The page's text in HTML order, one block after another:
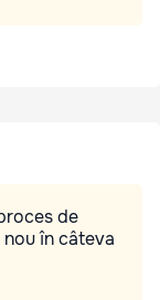
de
în câteva